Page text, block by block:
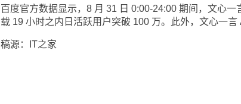
百度官方数据显示，8 月 31 日 0:00-24:00 期间，文心
载 19 小时之内日活跃用户突破 100 万。此外，文心一言
稿源：IT之家